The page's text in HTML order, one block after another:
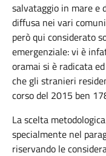
salvataggio in mare e
diffusa nei vari
però qui considerato
emergenziale: vi è
oramai si è radicata
che gli stranieri
corso del 2015 ben
La scelta
specialmente nel
riservando le